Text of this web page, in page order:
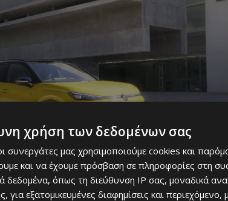
χρήση των δεδομένων σας
συνεργάτες μας χρησιμοποιούμε cookies και
και να έχουμε πρόσβαση σε πληροφορίες στη
δεδομένα, όπως τη διεύθυνση IP σας, μοναδικά
για εξατομικευμένες διαφημίσεις και